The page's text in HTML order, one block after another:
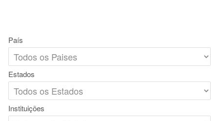
País
Estados
Instituições